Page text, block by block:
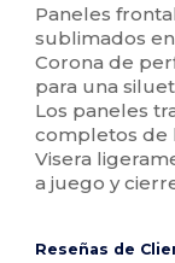
Paneles
sublimados
Corona de
para una
Los paneles
completos de
Visera
a juego y
Reseñas de